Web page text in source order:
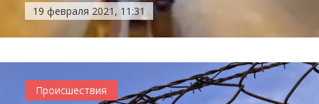
19 февраля 2021, 11:31
Происшествия